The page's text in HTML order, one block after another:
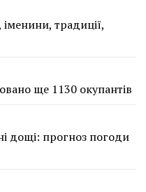
традиції,
ще 1130 окупантів
дощі: прогноз погоди